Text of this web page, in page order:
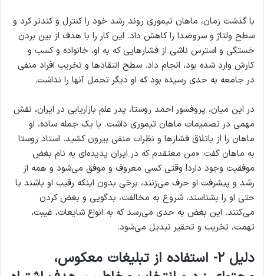
با گذشت زمان، ماهان تیموری روند رشد خود را کنترل و کندتر کرد و
سطح ولتاژ و سروصدا را کاهش داد. این کار را با هدف از بین بردن
خستگی و استرس ناشی از فشارهایی که به او، خانواده و کسب و
کارش وارد شده بود، انجام داد. سطح انتقادها و تخریب افراد منفی
در جامعه به حدی رسیده بود که او دیگر تحمل آنها را نداشت.
در این میان، پروفسور احمد روستا، پدر علم بازاریابی در ایران، نقش
مهمی در تصمیمات ماهان تیموری داشت. با یک جمله ساده، او
ماهان را از باتلاق فشارها و نظرات منفی بیرون کشید. استاد روستا
به ماهان گفت: «من معتقدم که در ایران پدیده‌ای به نام بغض
موفقیت وجود دارد! وقتی کسی معروف و موفق می‌شود و همه از
رشد و پیشرفت او حرف می‌زنند، برخی بدون اینکه رقیب او باشند یا
حتی او را بشناسند، شروع به مخالفت، بدگویی و بغض کردن
می‌کنند. این بغض به حدی می‌رسد که به انواع شایعات، غیبت،
تهمت، تخریب و تحقیر تبدیل می‌شود.
دلیل ۲- استفاده از تبلیغات معکوس،